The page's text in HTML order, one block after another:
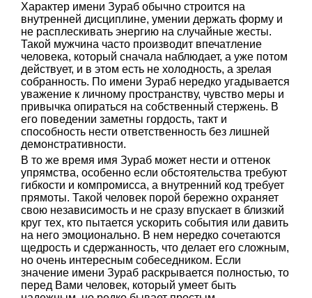
Характер имени Зураб обычно строится на
внутренней дисциплине, умении держать форму и
не расплескивать энергию на случайные жесты.
Такой мужчина часто производит впечатление
человека, который сначала наблюдает, а уже потом
действует, и в этом есть не холодность, а зрелая
собранность. По имени Зураб нередко угадывается
уважение к личному пространству, чувство меры и
привычка опираться на собственный стержень. В
его поведении заметны гордость, такт и
способность нести ответственность без лишней
демонстративности.
В то же время имя Зураб может нести и оттенок
упрямства, особенно если обстоятельства требуют
гибкости и компромисса, а внутренний код требует
прямоты. Такой человек порой бережно охраняет
свою независимость и не сразу впускает в близкий
круг тех, кто пытается ускорить события или давить
на него эмоционально. В нем нередко сочетаются
щедрость и сдержанность, что делает его сложным,
но очень интересным собеседником. Если
значение имени Зураб раскрывается полностью, то
перед Вами человек, который умеет быть